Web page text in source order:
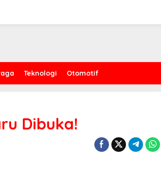
Teknologi Otomotif
Dibuka!